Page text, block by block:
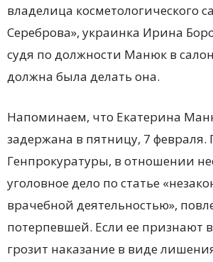
владелица косметологического
Сереброва», украинка Ирина
судя по должности Манюк в
должна была делать она.
Напоминаем, что Екатерина
задержана в пятницу, 7
Генпрокуратуры, в отношении
уголовное дело по статье
врачебной деятельностью»,
потерпевшей. Если ее признают
грозит наказание в виде